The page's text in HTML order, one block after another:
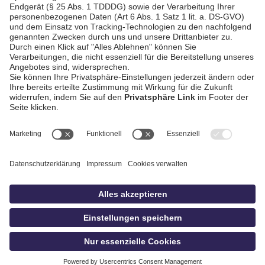
AGB / Gewinnspiele
Datenschutz
Impressum
idowa
Privatsphäre